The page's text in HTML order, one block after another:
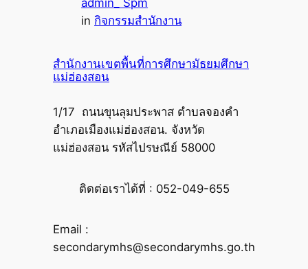
admin_ Spm
in กิจกรรมสำนักงาน
สำนักงานเขตพื้นที่การศึกษามัธยมศึกษา
แม่ฮ่องสอน
1/17 ถนนขุนลุมประพาส ตำบลจองคำ
อำเภอเมืองแม่ฮ่องสอน. จังหวัด
แม่ฮ่องสอน รหัสไปรษณีย์ 58000
ติดต่อเราได้ที่ : 052-049-655
Email :
secondarymhs@secondarymhs.go.th